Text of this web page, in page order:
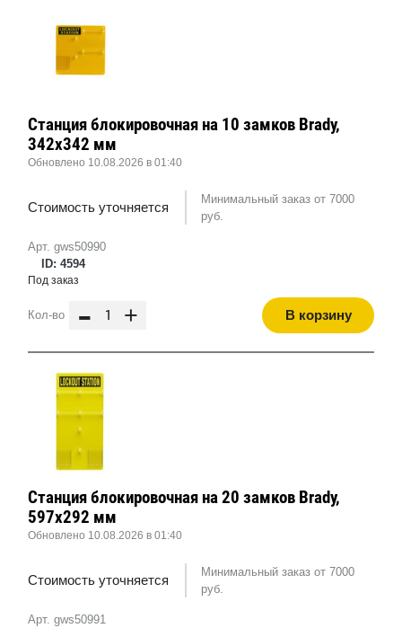
Арт. gws50990
ID: 4594
Станция блокировочная на 10 замков Brady,
342x342 мм
Обновлено 10.08.2026 в 01:40
Стоимость уточняется
Минимальный заказ от 7000
руб.
Под заказ
Кол-во - + В корзину
Арт. gws50991
Станция блокировочная на 20 замков Brady,
597x292 мм
Обновлено 10.08.2026 в 01:40
Стоимость уточняется
Минимальный заказ от 7000
руб.